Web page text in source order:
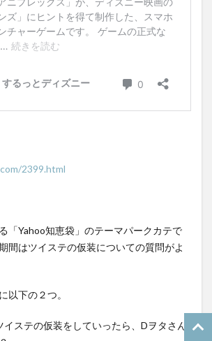
2399.html
「Yahoo知恵袋」のテーマパークカテで
間はツイステの仮装についての質問がよ
以下の２つ。
ステの仮装をしていったら、Dヲタさん